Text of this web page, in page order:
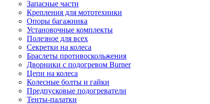
Запасные части
Крепления для мототехники
Опоры багажника
Установочные комплекты
Полезное для всех
Секретки на колеса
Браслеты противоскольжения
Дворники с подогревом Burner
Цепи на колеса
Колесные болты и гайки
Предпусковые подогреватели
Тенты-палатки